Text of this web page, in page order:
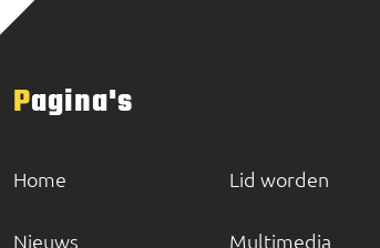
Pagina's
Home
Nieuws
Lid worden
Multimedia